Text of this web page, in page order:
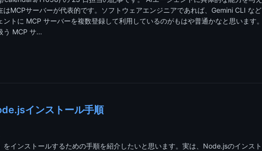
はMCPサーバーが代表的です。ソフトウェアエンジニアであれば、Gemini CLI など
トに MCP サーバーを複数登録して利用しているのがもはや普通かなと思います。
う MCP サ…
インストール手順
インストールするための手順を紹介したいと思います。実は、Node.jsのインスト